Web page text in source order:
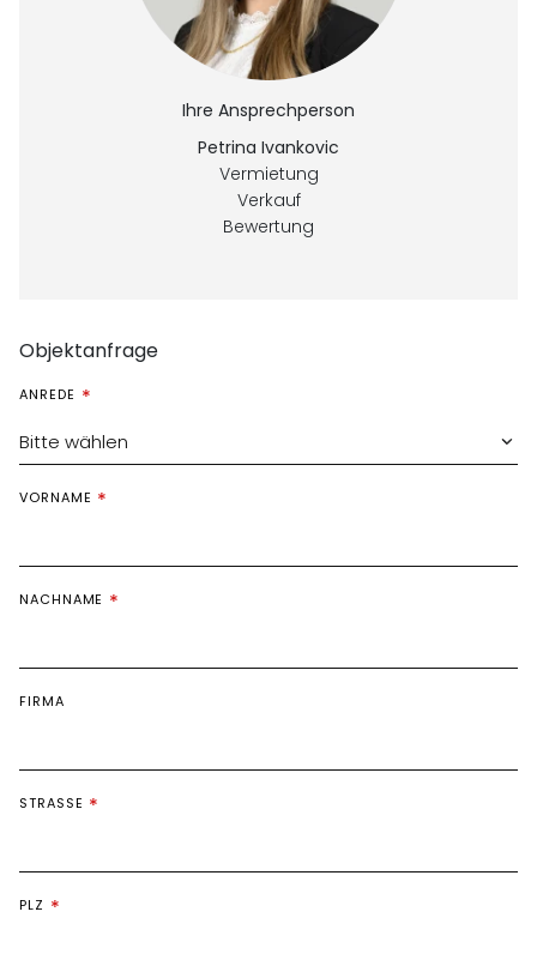
Ihre Ansprechperson
Petrina Ivankovic
Vermietung
Verkauf
Bewertung
Objektanfrage
ANREDE
Bitte wählen
VORNAME
NACHNAME
FIRMA
STRASSE
PLZ